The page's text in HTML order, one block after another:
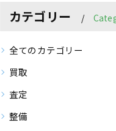
カテゴリー
全てのカテゴリー
買取
査定
整備